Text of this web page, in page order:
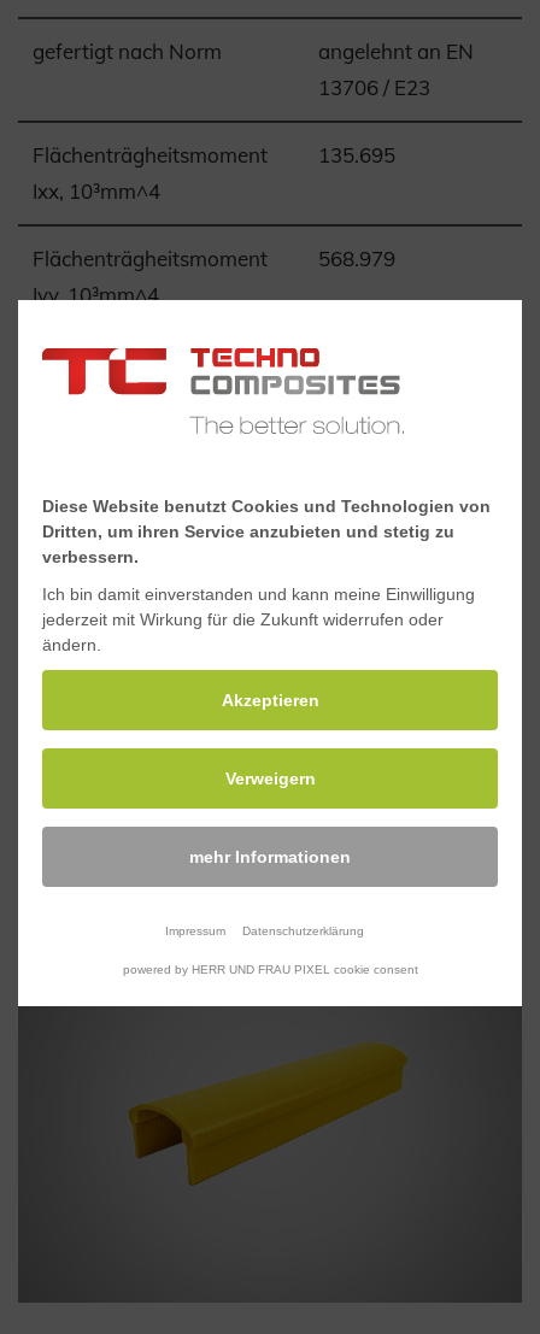
gefertigt nach Norm
angelehnt an EN
13706 / E23
Flächenträgheitsmoment
Ixx, 10³mm^4
135.695
Flächenträgheitsmoment
Iyy, 10³mm^4
568.979
Torsionskonstante J,
10³mm^4
-
Schwerpunkt x, mm 38
Downloads
Sicherheitsdatenblatt Standard-GFK-Profile
Materialeigenschaften Standard-GFK-Profile
Anfragen
Diese Website benutzt Cookies und Technologien von
Dritten, um ihren Service anzubieten und stetig zu
verbessern.
Ich bin damit einverstanden und kann meine Einwilligung
jederzeit mit Wirkung für die Zukunft widerrufen oder
ändern.
Akzeptieren
Verweigern
mehr Informationen
Impressum Datenschutzerklärung
powered by HERR UND FRAU PIXEL cookie consent